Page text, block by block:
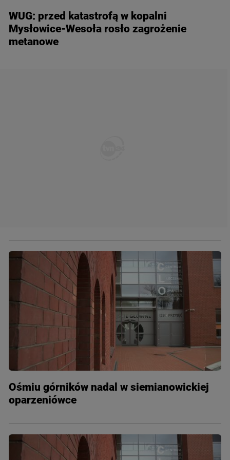
WUG: przed katastrofą w kopalni
Mysłowice-Wesoła rosło zagrożenie
metanowe
Ośmiu górników nadal w siemianowickiej
oparzeniówce